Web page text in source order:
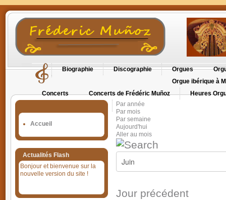
Biographie Discographie Orgues
Orgue ibérique à
Concerts
Concerts de Frédéric Muñoz
Heures
Accueil
Actualités Flash
Bonjour et bienvenue sur la
nouvelle version du site !
Par année
Par mois
Par semaine
Aujourd'hui
Aller au mois
Jour précédent